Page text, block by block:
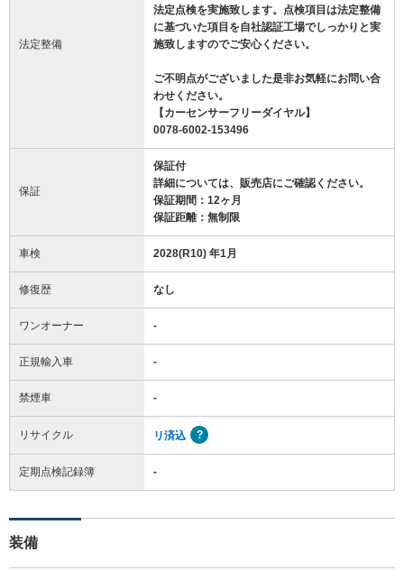
法定整備
法定点検を実施致します。点検項目は法定整備
に基づいた項目を自社認証工場でしっかりと実
施致しますのでご安心ください。
ご不明点がございました是非お気軽にお問い合
わせください。
【カーセンサーフリーダイヤル】
0078-6002-153496
保証
保証付
詳細については、販売店にご確認ください。
保証期間：12ヶ月
保証距離：無制限
車検 2028(R10) 年1月
修復歴 なし
ワンオーナー -
正規輸入車 -
禁煙車 -
リサイクル リ済込
定期点検記録簿 -
装備